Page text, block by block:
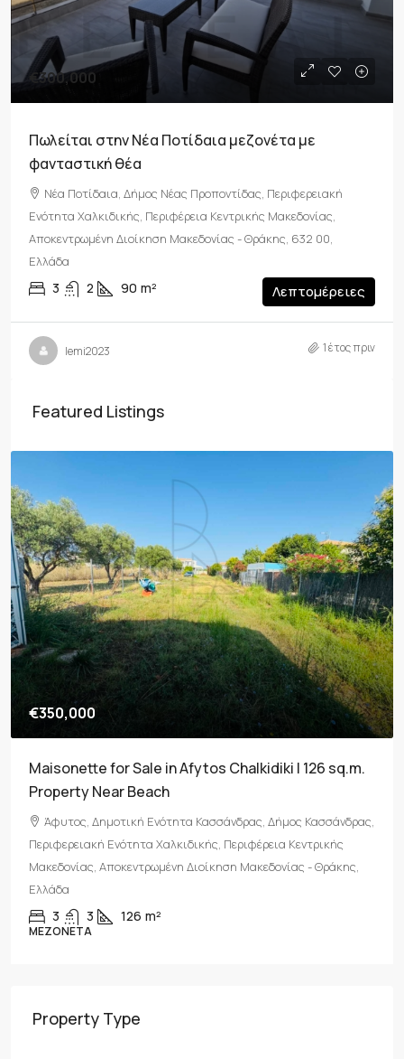
€300,000
Πωλείται στην Νέα Ποτίδαια μεζονέτα με
φανταστική θέα
Νέα Ποτίδαια, Δήμος Νέας Προποντίδας, Περιφερειακή
Ενότητα Χαλκιδικής, Περιφέρεια Κεντρικής Μακεδονίας,
Αποκεντρωμένη Διοίκηση Μακεδονίας - Θράκης, 632 00,
Ελλάδα
3 2 90 m² Λεπτομέρειες
lemi2023 1 έτος πριν
Featured Listings
€350,000
Maisonette for Sale in Afytos Chalkidiki | 126 sq.m.
Property Near Beach
Άφυτος, Δημοτική Ενότητα Κασσάνδρας, Δήμος Κασσάνδρας,
Περιφερειακή Ενότητα Χαλκιδικής, Περιφέρεια Κεντρικής
Μακεδονίας, Αποκεντρωμένη Διοίκηση Μακεδονίας - Θράκης,
Ελλάδα
3 3 126 m²
ΜΕΖΟΝΈΤΑ
Property Type